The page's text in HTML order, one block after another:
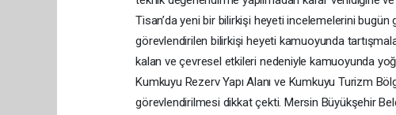
Tisan’da yeni bir bilirkişi heyeti incelemelerini
görevlendirilen bilirkişi heyeti kamuoyunda
kalan ve çevresel etkileri nedeniyle kamuoyunda
Kumkuyu Rezerv Yapı Alanı ve Kumkuyu Turizm
görevlendirilmesi dikkat çekti. Mersin Büyükşehir